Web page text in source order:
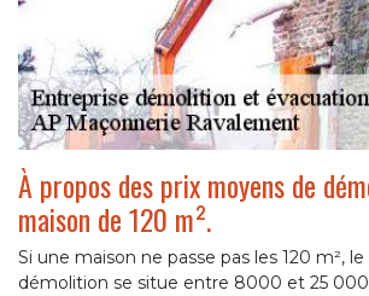
À propos des prix moyens de
maison de 120 m².
Si une maison ne passe pas les 120 m²,
démolition se situe entre 8000 et 25